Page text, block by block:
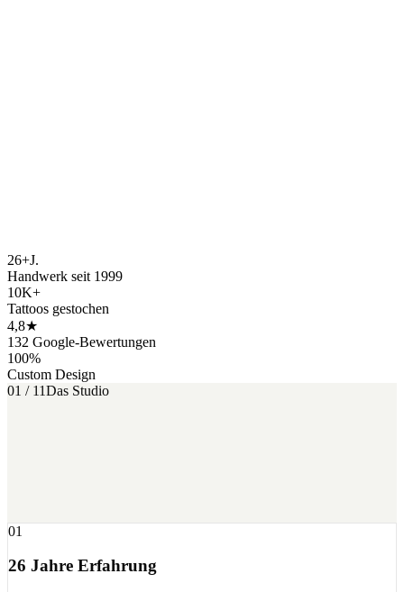
26+J.
Handwerk seit 1999
10K+
Tattoos gestochen
4,8★
132 Google-Bewertungen
100%
Custom Design
01 / 11Das Studio
01
26 Jahre Erfahrung